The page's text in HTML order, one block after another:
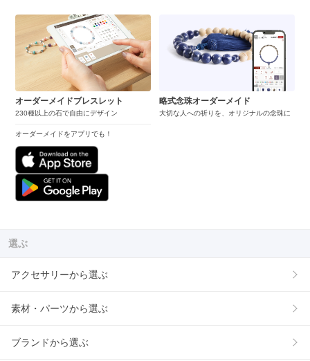
オーダーメイドブレスレット
230種以上の石で自由にデザイン
オーダーメイドをアプリでも！
略式念珠オーダーメイド
大切な人への祈りを、オリジナルの念珠に
選ぶ
アクセサリーから選ぶ
素材・パーツから選ぶ
ブランドから選ぶ